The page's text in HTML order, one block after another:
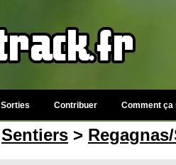
Sorties Contribuer Comment ça
Sentiers >